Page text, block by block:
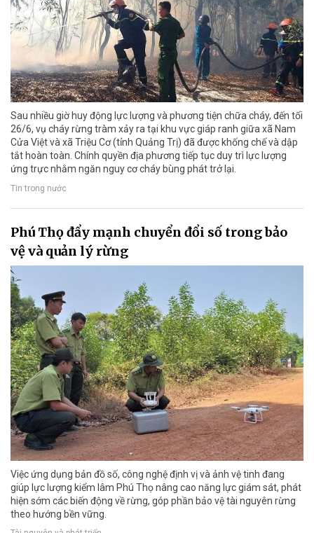
Sau nhiều giờ huy động lực lượng và phương tiện chữa cháy, đến tối
26/6, vụ cháy rừng tràm xảy ra tại khu vực giáp ranh giữa xã Nam
Cửa Việt và xã Triệu Cơ (tỉnh Quảng Trị) đã được khống chế và dập
tắt hoàn toàn. Chính quyền địa phương tiếp tục duy trì lực lượng
ứng trực nhằm ngăn nguy cơ cháy bùng phát trở lại.
Tin trong nước
Phú Thọ đẩy mạnh chuyển đổi số trong bảo
vệ và quản lý rừng
Việc ứng dụng bản đồ số, công nghệ định vị và ảnh vệ tinh đang
giúp lực lượng kiểm lâm Phú Thọ nâng cao năng lực giám sát, phát
hiện sớm các biến động về rừng, góp phần bảo vệ tài nguyên rừng
theo hướng bền vững.